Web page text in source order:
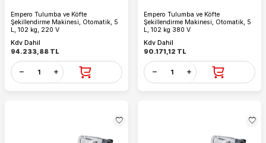
Empero Tulumba ve Köfte
Şekillendirme Makinesi, Otomatik, 5
L, 102 kg, 220 V
Kdv Dahil
94.233,88 TL
Empero Tulumba ve Köfte
Şekillendirme Makinesi, Otomatik, 5
L, 102 kg 380 V
Kdv Dahil
90.171,12 TL